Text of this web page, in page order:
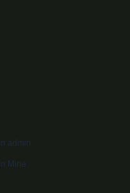
admin
Mine